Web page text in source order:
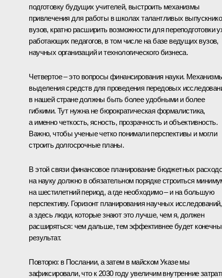
подготовку будущих учителей, выстроить механизмы
привлечения для работы в школах талантливых
вузов, кратно расширить возможности для переподготовки
работающих педагогов, в том числе на базе ведущих вузов,
научных организаций и технологического бизнеса.
Четвертое – это вопросы финансирования науки.
выделения средств для проведения передовых
в нашей стране должны быть более удобными и более
гибкими. Тут нужна не бюрократическая формалистика,
а именно четкость, ясность, прозрачность и объективность.
Важно, чтобы ученые четко понимали перспективы и могли
строить долгосрочные планы.
В этой связи финансовое планирование бюджетных
на науку должно в обязательном порядке строиться
на шестилетний период, а где необходимо – и на большую
перспективу. Горизонт планирования научных исследований,
а здесь люди, которые знают это лучше, чем я, должен
расширяться: чем дальше, тем эффективнее будет
результат.
Повторю: в Послании, а затем в майском Указе мы
зафиксировали, что к 2030 году увеличим внутренние